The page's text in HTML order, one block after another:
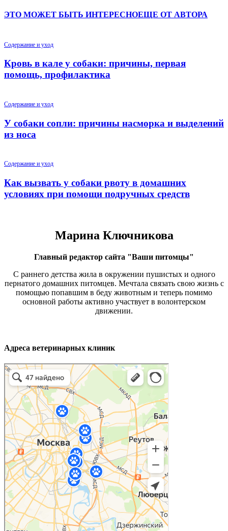
ЭТО МОЖЕТ БЫТЬ ИНТЕРЕСНОЕЩЕ ОТ АВТОРА
Содержание и уход
Кровь в кале у собаки: причины, первая
помощь, профилактика
Содержание и уход
У собаки сопли: причины насморка и выделений
из носа
Содержание и уход
Как вызвать у собаки рвоту в домашних
условиях при помощи подручных средств
Марина Ключникова
Главный редактор сайта "Ваши питомцы"
С раннего детства жила в окружении пушистых и одного
пернатого домашних питомцев. Мечтала связать свою жизнь с
помощью попавшим в беду животным и теперь помимо
основной работы активно участвует в волонтерском
движении.
Адреса ветеринарных клиник